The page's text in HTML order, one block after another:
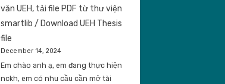
văn UEH, tải file PDF từ thư viện
smartlib / Download UEH Thesis
file
December 14, 2024
Em chào anh ạ, em đang thực hiện
nckh, em có nhu cầu cần mở tài